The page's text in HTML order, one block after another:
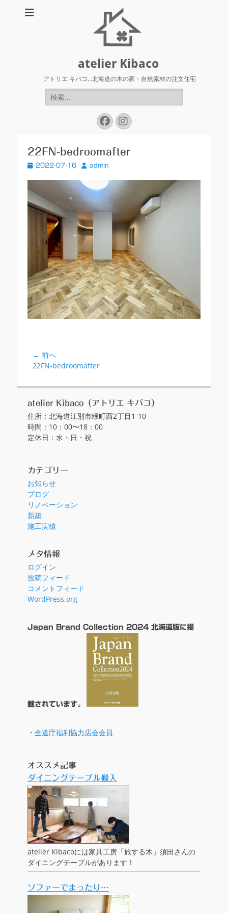
atelier Kibaco
アトリエ キバコ…北海道の木の家・自然素材の注文住宅
検
索:
Facebook
Instagram
22FN-bedroomafter
投 2022-07-16
投
者
admin
投
稿
ゲ
ー
シ
← 前へ
前
投
稿:
22FN-bedroomafter
atelier Kibaco（アトリエ キバコ）
住所：北海道江別市緑町西2丁目1-10
時間：10：00〜18：00
定休日：水・日・祝
カテゴリー
お知らせ
ブログ
リノベーション
新築
施工実績
メタ情報
ログイン
投稿フィード
コメントフィード
WordPress.org
Japan Brand Collection 2024 北海道版に掲
載されています。
・ 全道庁福利協力店会会員
オススメ記事
ダイニングテーブル搬入
atelier Kibacoには家具工房「旅する木」須田さんの
ダイニングテーブルがあります！
ソファーでまったり…